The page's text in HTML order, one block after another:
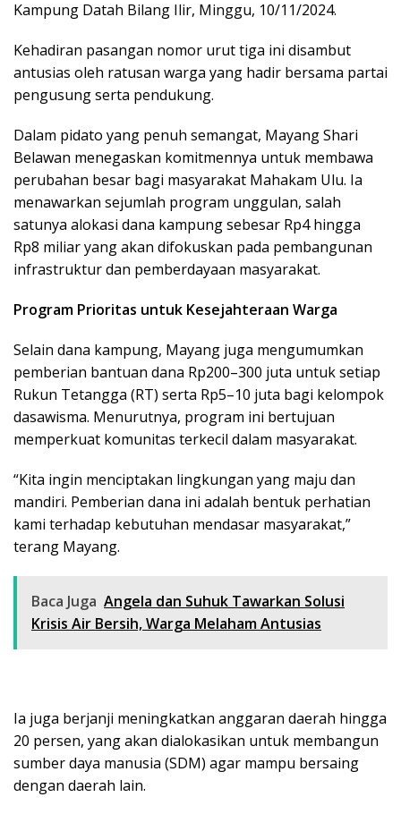
Kampung Datah Bilang Ilir, Minggu, 10/11/2024.
Kehadiran pasangan nomor urut tiga ini disambut
antusias oleh ratusan warga yang hadir bersama partai
pengusung serta pendukung.
Dalam pidato yang penuh semangat, Mayang Shari
Belawan menegaskan komitmennya untuk membawa
perubahan besar bagi masyarakat Mahakam Ulu. Ia
menawarkan sejumlah program unggulan, salah
satunya alokasi dana kampung sebesar Rp4 hingga
Rp8 miliar yang akan difokuskan pada pembangunan
infrastruktur dan pemberdayaan masyarakat.
Program Prioritas untuk Kesejahteraan Warga
Selain dana kampung, Mayang juga mengumumkan
pemberian bantuan dana Rp200–300 juta untuk setiap
Rukun Tetangga (RT) serta Rp5–10 juta bagi kelompok
dasawisma. Menurutnya, program ini bertujuan
memperkuat komunitas terkecil dalam masyarakat.
“Kita ingin menciptakan lingkungan yang maju dan
mandiri. Pemberian dana ini adalah bentuk perhatian
kami terhadap kebutuhan mendasar masyarakat,”
terang Mayang.
Baca Juga Angela dan Suhuk Tawarkan Solusi
Krisis Air Bersih, Warga Melaham Antusias
Ia juga berjanji meningkatkan anggaran daerah hingga
20 persen, yang akan dialokasikan untuk membangun
sumber daya manusia (SDM) agar mampu bersaing
dengan daerah lain.